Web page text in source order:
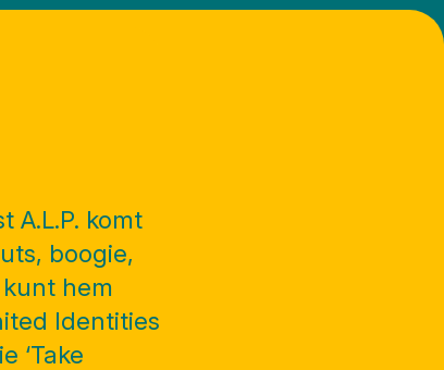
A.L.P. komt
boogie,
hem
Identities
‘Take